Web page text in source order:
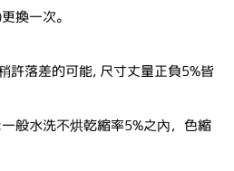
換一次。
許落差的可能, 尺寸丈量正負5%皆
般水洗不烘乾縮率5%之內，色縮